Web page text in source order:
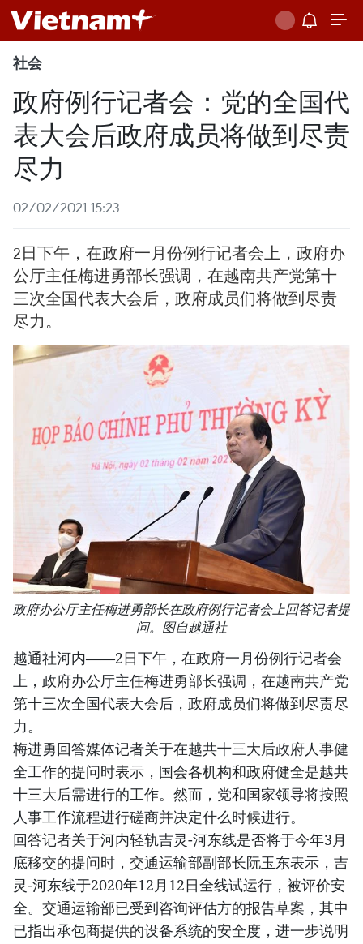
社会
政府例行记者会：党的全国代
表大会后政府成员将做到尽责
尽力
02/02/2021 15:23
2日下午，在政府一月份例行记者会上，政府办
公厅主任梅进勇部长强调，在越南共产党第十
三次全国代表大会后，政府成员们将做到尽责
尽力。
政府办公厅主任梅进勇部长在政府例行记者会上回答记者提
问。图自越通社
越通社河内——2日下午，在政府一月份例行记者会
上，政府办公厅主任梅进勇部长强调，在越南共产党
第十三次全国代表大会后，政府成员们将做到尽责尽
力。
梅进勇回答媒体记者关于在越共十三大后政府人事健
全工作的提问时表示，国会各机构和政府健全是越共
十三大后需进行的工作。然而，党和国家领导将按照
人事工作流程进行磋商并决定什么时候进行。
回答记者关于河内轻轨吉灵-河东线是否将于今年3月
底移交的提问时，交通运输部副部长阮玉东表示，吉
灵-河东线于2020年12月12日全线试运行，被评价安
全。交通运输部已受到咨询评估方的报告草案，其中
已指出承包商提供的设备系统的安全度，进一步说明